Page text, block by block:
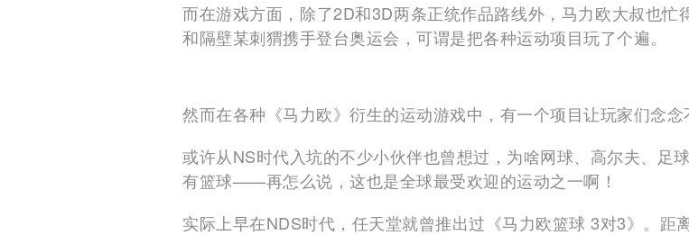
而在游戏方面，除了2D和3D两条正统作品路线外，马力欧大叔也
和隔壁某刺猬携手登台奥运会，可谓是把各种运动项目玩了个遍。
然而在各种《马力欧》衍生的运动游戏中，有一个项目让玩家们念念
或许从NS时代入坑的不少小伙伴也曾想过，为啥网球、高尔夫、足
有篮球——再怎么说，这也是全球最受欢迎的运动之一啊！
实际上早在NDS时代，任天堂就曾推出过《马力欧篮球 3对3》。距